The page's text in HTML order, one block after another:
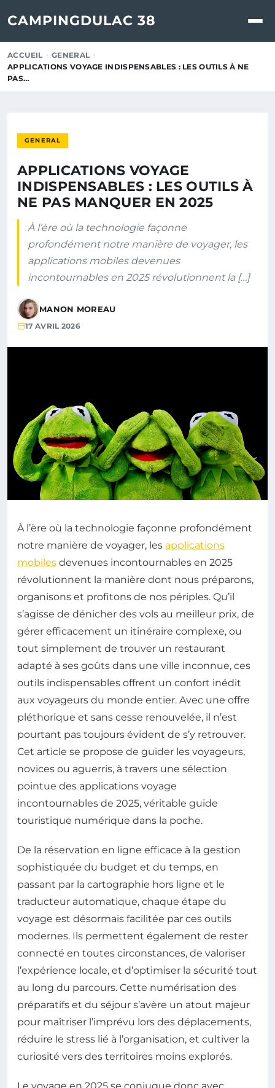
CAMPINGDULAC 38
ACCUEIL
GENERAL
APPLICATIONS VOYAGE INDISPENSABLES : LES OUTILS À NE
PAS…
GENERAL
APPLICATIONS VOYAGE
INDISPENSABLES : LES OUTILS À
NE PAS MANQUER EN 2025
À l’ère où la technologie façonne
profondément notre manière de voyager, les
applications mobiles devenues
incontournables en 2025 révolutionnent la […]
MANON MOREAU
17 AVRIL 2026
À l’ère où la technologie façonne profondément
notre manière de voyager, les applications
mobiles devenues incontournables en 2025
révolutionnent la manière dont nous préparons,
organisons et profitons de nos périples. Qu’il
s’agisse de dénicher des vols au meilleur prix, de
gérer efficacement un itinéraire complexe, ou
tout simplement de trouver un restaurant
adapté à ses goûts dans une ville inconnue, ces
outils indispensables offrent un confort inédit
aux voyageurs du monde entier. Avec une offre
pléthorique et sans cesse renouvelée, il n’est
pourtant pas toujours évident de s’y retrouver.
Cet article se propose de guider les voyageurs,
novices ou aguerris, à travers une sélection
pointue des applications voyage
incontournables de 2025, véritable guide
touristique numérique dans la poche.
De la réservation en ligne efficace à la gestion
sophistiquée du budget et du temps, en
passant par la cartographie hors ligne et le
traducteur automatique, chaque étape du
voyage est désormais facilitée par ces outils
modernes. Ils permettent également de rester
connecté en toutes circonstances, de valoriser
l’expérience locale, et d’optimiser la sécurité tout
au long du parcours. Cette numérisation des
préparatifs et du séjour s’avère un atout majeur
pour maîtriser l’imprévu lors des déplacements,
réduire le stress lié à l’organisation, et cultiver la
curiosité vers des territoires moins explorés.
Le voyage en 2025 se conjugue donc avec